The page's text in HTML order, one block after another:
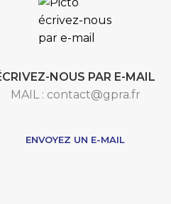
NOUS PAR E-MAIL
MAIL : contact@gpra.fr
ENVOYEZ UN E-MAIL